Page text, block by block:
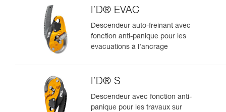
I’D® EVAC
Descendeur auto-freinant avec
fonction anti-panique pour les
évacuations à l’ancrage
I’D® S
Descendeur avec fonction anti-
panique pour les travaux sur